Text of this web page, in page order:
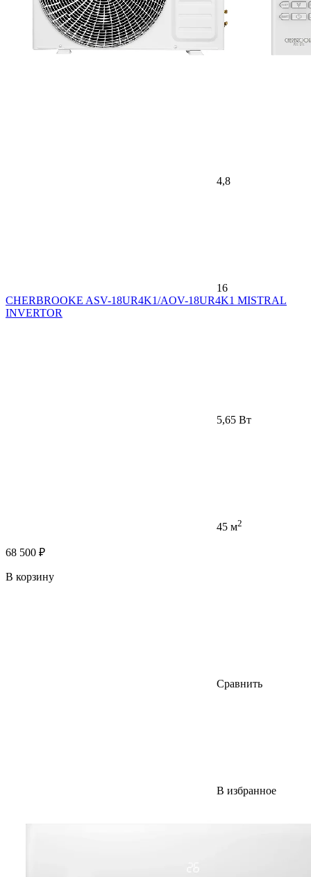
4,8
16
CHERBROOKE ASV-18UR4K1/AOV-18UR4K1 MISTRAL
INVERTOR
5,65 Вт
45 м2
68 500 ₽
В корзину
Сравнить
В избранное